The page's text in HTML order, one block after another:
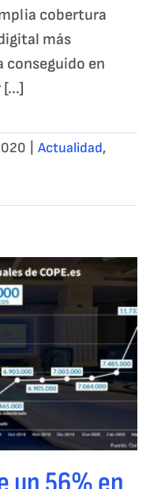
cobertura
más
conseguido en
Actualidad,